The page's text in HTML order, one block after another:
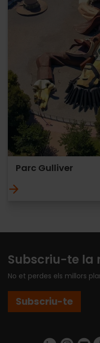
Parc Gulliver
Subscriu-te la
No et perdes els millors
Subscriu-te